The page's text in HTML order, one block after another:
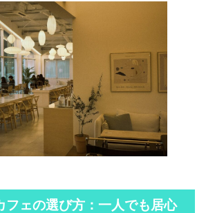
フェの選び方：一人でも居心